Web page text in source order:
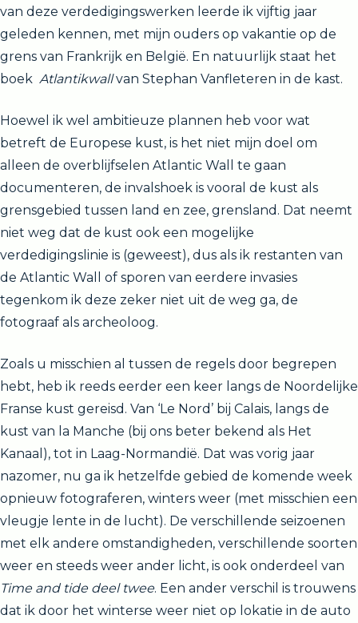
van deze verdedigingswerken leerde ik vijftig jaar
geleden kennen, met mijn ouders op vakantie op de
grens van Frankrijk en België. En natuurlijk staat het
boek Atlantikwallvan Stephan Vanfleteren in de kast.
Hoewel ik wel ambitieuze plannen heb voor wat
betreft de Europese kust, is het niet mijn doel om
alleen de overblijfselen Atlantic Wall te gaan
documenteren, de invalshoek is vooral de kust als
grensgebied tussen land en zee, grensland. Dat neemt
niet weg dat de kust ook een mogelijke
verdedigingslinie is (geweest), dus als ik restanten van
de Atlantic Wall of sporen van eerdere invasies
tegenkom ik deze zeker niet uit de weg ga, de
fotograaf als archeoloog.
Zoals u misschien al tussen de regels door begrepen
hebt, heb ik reeds eerder een keer langs de Noordelijke
Franse kust gereisd. Van ‘Le Nord’ bij Calais, langs de
kust van la Manche (bij ons beter bekend als Het
Kanaal), tot in Laag-Normandië. Dat was vorig jaar
nazomer, nu ga ik hetzelfde gebied de komende week
opnieuw fotograferen, winters weer (met misschien een
vleugje lente in de lucht). De verschillende seizoenen
met elk andere omstandigheden, verschillende soorten
weer en steeds weer ander licht, is ook onderdeel van
Time and tide deel twee. Een ander verschil is trouwens
dat ik door het winterse weer niet op lokatie in de auto